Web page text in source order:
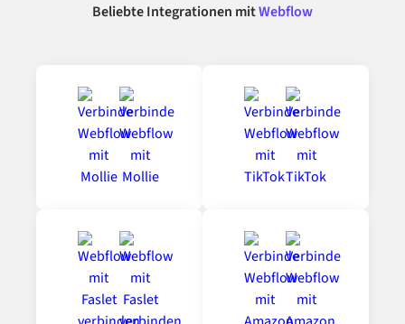
Beliebte Integrationen mitWebflow